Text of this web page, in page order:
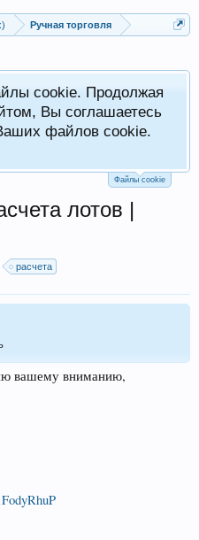
Ручная торговля
cookie. Продолжая
Вы соглашаетесь
файлов cookie.
Файлы cookie
лотов |
расчета
вашему вниманию,